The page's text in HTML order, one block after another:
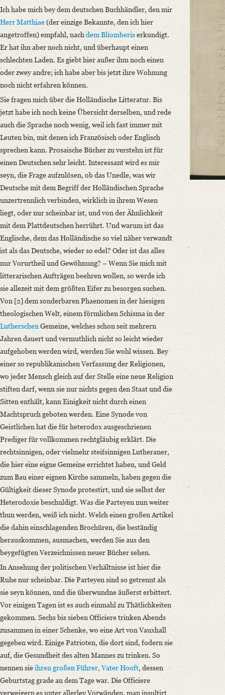
OAI Id: DE-611-37113
Classification Number: Mscr.Dresd.e.90,XX,Bd.3,Nr.30(2)
Number of Pages: 4 S. auf Doppelbl., hs. m. U.
Format: 23,3 x 19 cm
Language
German
Ich habe mich bey dem deutschen Buchhändler, den mir
Herr Matthiae(der einzige Bekannte, den ich hier
angetroffen) empfahl, nachdem Bliomberiserkundigt.
Er hat ihn aber noch nicht, und überhaupt einen
schlechten Laden. Es giebt hier außer ihm noch einen
oder zwey andre; ich habe aber bis jetzt ihre Wohnung
noch nicht erfahren können.
Sie fragen mich über die Holländische Litteratur. Bis
jetzt habe ich noch keine Übersicht derselben, und rede
auch die Sprache noch wenig, weil ich fast immer mit
Leuten bin, mit denen ich Französisch oder Englisch
sprechen kann. Prosaische Bücher zu verstehn ist für
einen Deutschen sehr leicht. Interessant wird es mir
seyn, die Frage aufzulösen, ob das Unedle, was wir
Deutsche mit dem Begriff der Holländischen Sprache
unzertrennlich verbinden, wirklich in ihrem Wesen
liegt, oder nur scheinbar ist, und von der Ähnlichkeit
mit dem Plattdeutschen herrührt. Und warum ist das
Englische, dem das Holländische so viel näher verwandt
ist als das Deutsche, wieder so edel? Oder ist das alles
nur Vorurtheil und Gewöhnung? – Wenn Sie mich mit
litterarischen Aufträgen beehren wollen, so werde ich
sie allezeit mit dem größten Eifer zu besorgen suchen.
Von [2] dem sonderbaren Phaenomen in der hiesigen
theologischen Welt, einem förmlichen Schisma in der
LutherschenGemeine, welches schon seit mehrern
Jahren dauert und vermuthlich nicht so leicht wieder
aufgehoben werden wird, werden Sie wohl wissen. Bey
einer so republikanischen Verfassung der Religionen,
wo jeder Mensch gleich auf der Stelle eine neue Religion
stiften darf, wenn sie nur nichts gegen den Staat und die
Sitten enthält, kann Einigkeit nicht durch einen
Machtspruch geboten werden. Eine Synode von
Geistlichen hat die für heterodox ausgeschrienen
Prediger für vollkommen rechtgläubig erklärt. Die
rechtsinnigen, oder vielmehr steifsinnigen Lutheraner,
die hier eine eigne Gemeine errichtet haben, und Geld
zum Bau einer eignen Kirche sammeln, haben gegen die
Gültigkeit dieser Synode protestirt, und sie selbst der
Heterodoxie beschuldigt. Was die Parteyen nun weiter
thun werden, weiß ich nicht. Welch einen großen Artikel
die dahin einschlagenden Brochüren, die beständig
herauskommen, ausmachen, werden Sie aus den
beygefügten Verzeichnissen neuer Bücher sehen.
In Ansehung der politischen Verhältnisse ist hier die
Ruhe nur scheinbar. Die Parteyen sind so getrennt als
sie seyn können, und die überwundne äußerst erbittert.
Vor einigen Tagen ist es auch einmahl zu Thätlichkeiten
gekommen. Sechs bis sieben Officiere trinken Abends
zusammen in einer Schenke, wo eine Art von Vauxhall
gegeben wird. Einige Patrioten, die dort sind, fodern sie
auf, die Gesundheit des alten Mannes zu trinken. So
nennen sieihren großen Führer, Vater Hooft, dessen
Geburtstag grade an dem Tage war. Die Officiere
verweigern es unter allerley Vorwänden, man insultirt